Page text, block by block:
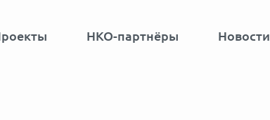
НКО-партнёры Новости